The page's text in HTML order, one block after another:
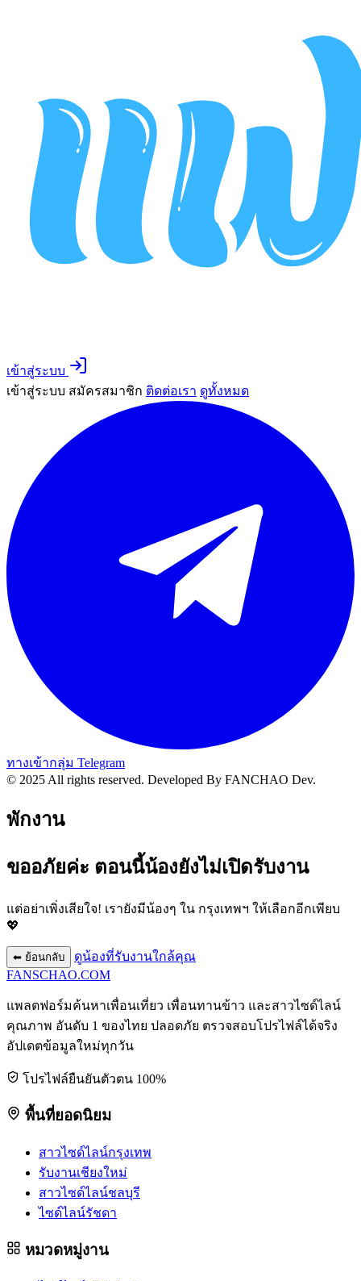
เข้าสู่ระบบ
เข้าสู่ระบบ สมัครสมาชิก ติดต่อเรา ดูทั้งหมด
ทางเข้ากลุ่ม Telegram
© 2025 All rights reserved. Developed By FANCHAO Dev.
พักงาน
ขออภัยค่ะ ตอนนี้น้องยังไม่เปิดรับงาน
แต่อย่าเพิ่งเสียใจ! เรายังมีน้องๆ ใน กรุงเทพฯ ให้เลือกอีกเพียบ
💖
⬅ ย้อนกลับ
ดูน้องที่รับงานใกล้คุณ
FANSCHAO.COM
แพลตฟอร์มค้นหาเพื่อนเที่ยว เพื่อนทานข้าว และสาวไซด์ไลน์
คุณภาพ อันดับ 1 ของไทย ปลอดภัย ตรวจสอบโปรไฟล์ได้จริง
อัปเดตข้อมูลใหม่ทุกวัน
โปรไฟล์ยืนยันตัวตน 100%
พื้นที่ยอดนิยม
สาวไซด์ไลน์กรุงเทพ
รับงานเชียงใหม่
สาวไซด์ไลน์ชลบุรี
ไซด์ไลน์รัชดา
หมวดหมู่งาน